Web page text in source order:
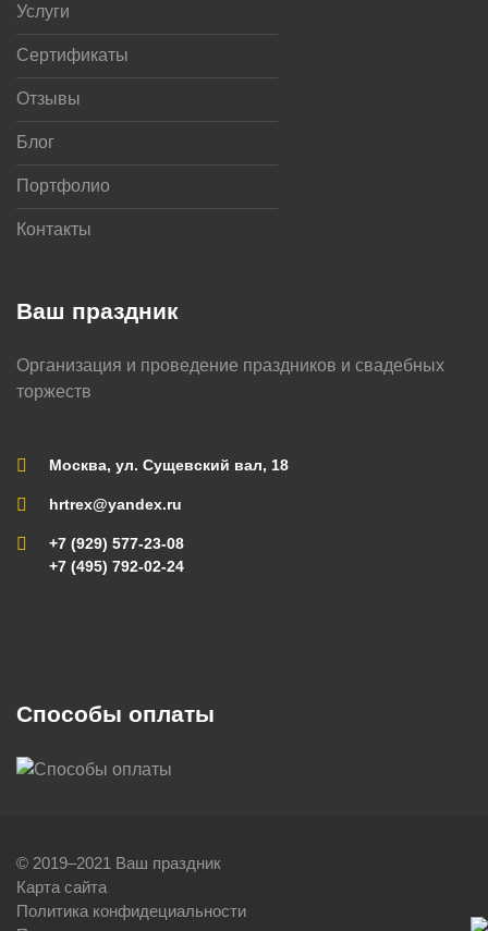
Ваш праздник
Организация и проведение праздников и свадебных
торжеств
Москва, ул. Сущевский вал, 18
hrtrex@yandex.ru
+7 (929) 577-23-08
+7 (495) 792-02-24
Услуги
Сертификаты
Отзывы
Блог
Портфолио
Контакты
Способы оплаты
© 2019–2021 Ваш праздник
Карта сайта
Политика конфидециальности